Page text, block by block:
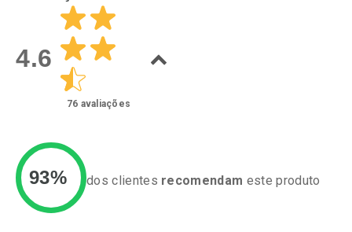
Dermaclub
Por Menos
4.6
76 avaliações
93% dos clientes recomendam este produto